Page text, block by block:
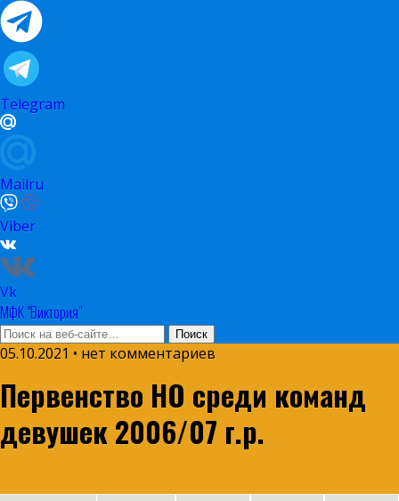
Telegram
Mailru
Viber
Vk
МФК "Виктория"
05.10.2021 • нет комментариев
Первенство НО среди команд
девушек 2006/07 г.р.